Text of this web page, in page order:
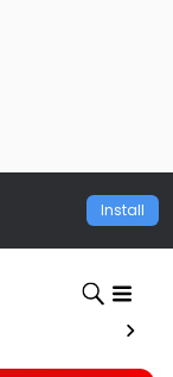
Install